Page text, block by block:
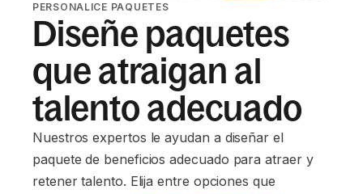
PERSONALICE PAQUETES
Diseñe paquetes
que atraigan al
talento adecuado
Nuestros expertos le ayudan a diseñar el
paquete de beneficios adecuado para atraer y
retener talento. Elija entre opciones que